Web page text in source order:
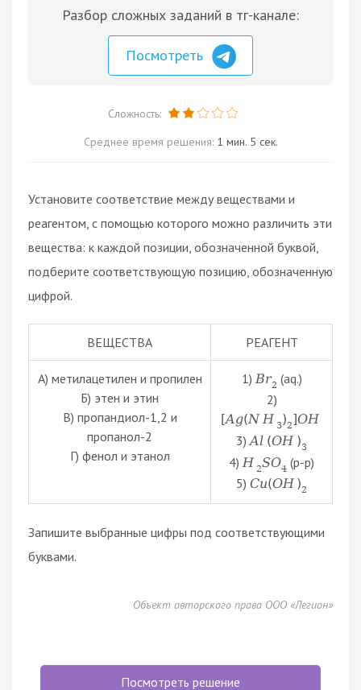
Разбор сложных заданий в тг-канале:
Посмотреть
Сложность:
Среднее время решения: 1 мин. 5 сек.
Установите соответствие между веществами и
реагентом, с помощью которого можно различить эти
вещества: к каждой позиции, обозначенной буквой,
подберите соответствующую позицию, обозначенную
цифрой.
ВЕЩЕСТВА РЕАГЕНТ
А) метилацетилен и пропилен
Б) этен и этин
В) пропандиол-1,2 и
пропанол-2
Г) фенол и этанол
1) Br2 (aq.)
2)
[Ag(N H 3)2]OH
3)Al (OH )3
4) H 2SO4 (р-р)
5) Cu(OH )2
Запишите выбранные цифры под соответствующими
буквами.
Объект авторского права ООО «Легион»
Посмотреть решение